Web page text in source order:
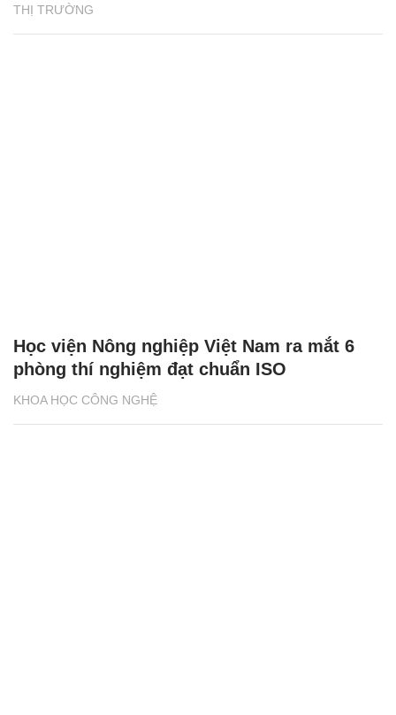
THỊ TRƯỜNG
KHOA HỌC CÔNG NGHỆ
Học viện Nông nghiệp Việt Nam ra mắt 6
phòng thí nghiệm đạt chuẩn ISO